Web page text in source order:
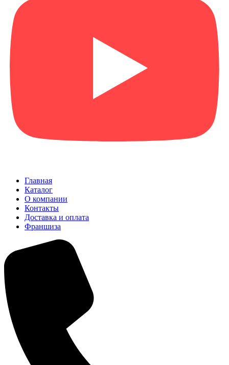
Главная
Каталог
О компании
Контакты
Доставка и оплата
Франшиза